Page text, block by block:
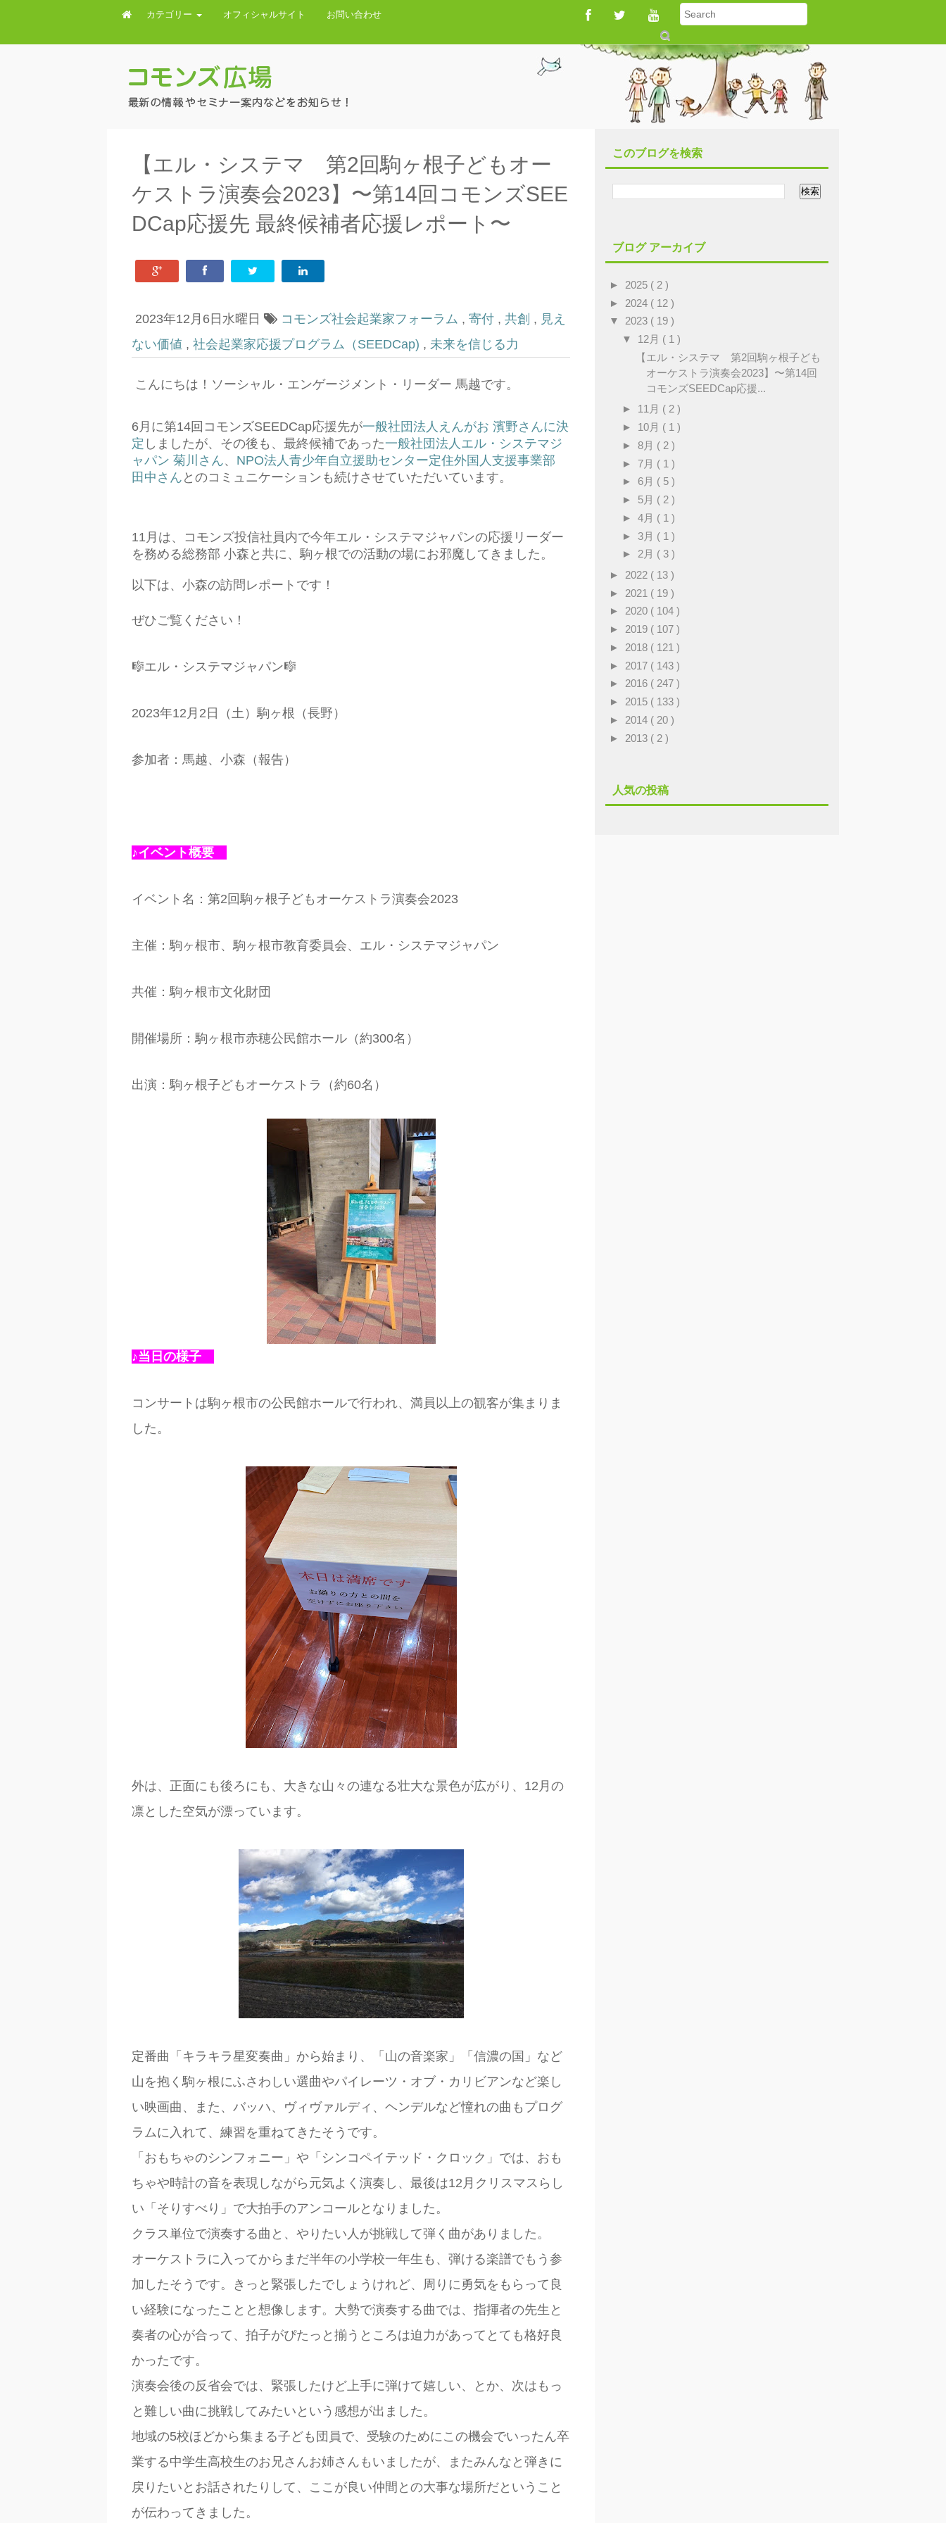
カテゴリー オフィシャルサイト お問い合わせ
S
u
b
m
it
【エル・システマ 第2回駒ヶ根子どもオー
ケストラ演奏会2023】〜第14回コモンズSEE
DCap応援先 最終候補者応援レポート〜
2023年12月6日水曜日 コモンズ社会起業家フォーラム , 寄付 , 共創 , 見え
ない価値 , 社会起業家応援プログラム（SEEDCap) , 未来を信じる力
こんにちは！ソーシャル・エンゲージメント・リーダー 馬越です。
6月に第14回コモンズSEEDCap応援先が一般社団法人えんがお 濱野さんに決
定 しましたが、その後も、最終候補であった一般社団法人 エル・システマジ
ャパン 菊川さん、 NPO法人青少年自立援助センター定住外国人支援事業部
田中さん とのコミュニケーションも続けさせていただいています。
11月は、コモンズ投信社員内で今年エル・システマジャパンの応援リーダー
を務める総務部 小森と共に、駒ヶ根での活動の場にお邪魔してきました。
以下は、小森の訪問レポートです！
ぜひご覧ください！
🎼エル・システマジャパン🎼
2023年12月2日（土）駒ヶ根（長野）
参加者：馬越、小森（報告）
♪イベント概要
イベント名：第2回駒ヶ根子どもオーケストラ演奏会2023
主催：駒ヶ根市、駒ヶ根市教育委員会、エル・システマジャパン
共催：駒ヶ根市文化財団
開催場所：駒ヶ根市赤穂公民館ホール（約300名）
出演：駒ヶ根子どもオーケストラ（約60名）
♪当日の様子
コンサートは駒ヶ根市の公民館ホールで行われ、満員以上の観客が集まりま
した。
外は、正面にも後ろにも、大きな山々の連なる壮大な景色が広がり、12月の
凛とした空気が漂っています。
定番曲「キラキラ星変奏曲」から始まり、「山の音楽家」「信濃の国」など
山を抱く駒ヶ根にふさわしい選曲やパイレーツ・オブ・カリビアンなど楽し
い映画曲、また、バッハ、ヴィヴァルディ、ヘンデルなど憧れの曲もプログ
ラムに入れて、練習を重ねてきたそうです。
「おもちゃのシンフォニー」や「シンコペイテッド・クロック」では、おも
ちゃや時計の音を表現しながら元気よく演奏し、最後は12月クリスマスらし
い「そりすべり」で大拍手のアンコールとなりました。
クラス単位で演奏する曲と、やりたい人が挑戦して弾く曲がありました。
オーケストラに入ってからまだ半年の小学校一年生も、弾ける楽譜でもう参
加したそうです。きっと緊張したでしょうけれど、周りに勇気をもらって良
い経験になったことと想像します。大勢で演奏する曲では、指揮者の先生と
奏者の心が合って、拍子がぴたっと揃うところは迫力があってとても格好良
かったです。
演奏会後の反省会では、緊張したけど上手に弾けて嬉しい、とか、次はもっ
と難しい曲に挑戦してみたいという感想が出ました。
地域の5校ほどから集まる子ども団員で、受験のためにこの機会でいったん卒
業する中学生高校生のお兄さんお姉さんもいましたが、またみんなと弾きに
戻りたいとお話されたりして、ここが良い仲間との大事な場所だということ
が伝わってきました。
このブログを検索
ブログ アーカイブ
► 2025 ( 2 )
► 2024 ( 12 )
▼ 2023 ( 19 )
▼ 12月 ( 1 )
【エル・システマ 第2回駒ヶ根子ども
オーケストラ演奏会2023】〜第14回
コモンズSEEDCap応援...
► 11月 ( 2 )
► 10月 ( 1 )
►8月 ( 2 )
►7月 ( 1 )
► 6月 ( 5 )
► 5月 ( 2 )
►4月 ( 1 )
►3月 ( 1 )
► 2月 ( 3 )
► 2022 ( 13 )
► 2021 ( 19 )
► 2020 ( 104 )
► 2019 ( 107 )
► 2018 ( 121 )
► 2017 ( 143 )
► 2016 ( 247 )
► 2015 ( 133 )
► 2014 ( 20 )
► 2013 ( 2 )
人気の投稿